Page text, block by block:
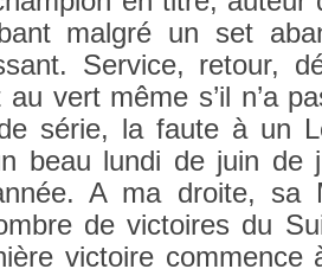
malgré un set
Ser­vice, re­tour,
vert même s’il n’a
série, la faute à un
beau lundi de juin de
A ma droite, sa
de vic­toires du
vic­toire com­m­ence